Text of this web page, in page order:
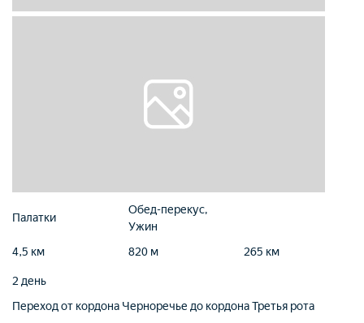
Палатки
Обед-перекус,
Ужин
4,5 км
820 м 265 км
2 день
Переход от кордона Черноречье до кордона Третья рота